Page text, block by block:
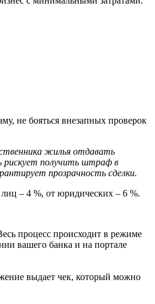
не бояться внезапных проверок
жилья отдавать
рискует получить штраф в
прозрачность сделки.
лиц – 4 %, от юридических – 6 %.
процесс происходит в режиме
вашего банка и на портале
выдает чек, который можно